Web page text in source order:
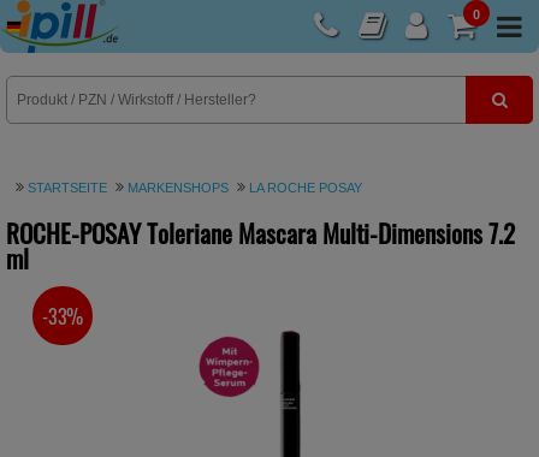
0
E-Rezept
STARTSEITE MARKENSHOPS LA ROCHE POSAY
ROCHE-POSAY Toleriane Mascara Multi-Dimensions7.2
ml
SIE SPAREN
-33%